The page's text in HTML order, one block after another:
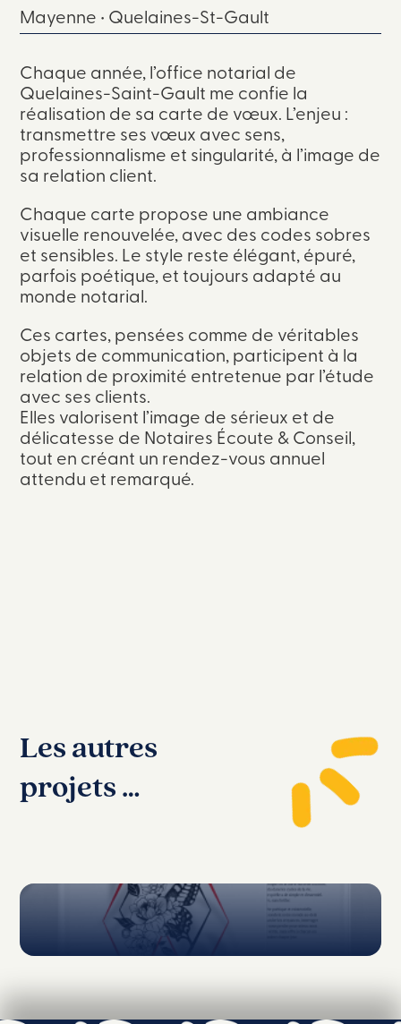
Mayenne • Quelaines-St-Gault
Chaque année, l’office notarial de
Quelaines-Saint-Gault me confie la
réalisation de sa carte de vœux. L’enjeu :
transmettre ses vœux avec sens,
professionnalisme et singularité, à l’image de
sa relation client.
Chaque carte propose une ambiance
visuelle renouvelée, avec des codes sobres
et sensibles. Le style reste élégant, épuré,
parfois poétique, et toujours adapté au
monde notarial.
Ces cartes, pensées comme de véritables
objets de communication, participent à la
relation de proximité entretenue par l’étude
avec ses clients.
Elles valorisent l’image de sérieux et de
délicatesse de Notaires Écoute & Conseil,
tout en créant un rendez-vous annuel
attendu et remarqué.
Les autres
projets …
Recueil de poèmes